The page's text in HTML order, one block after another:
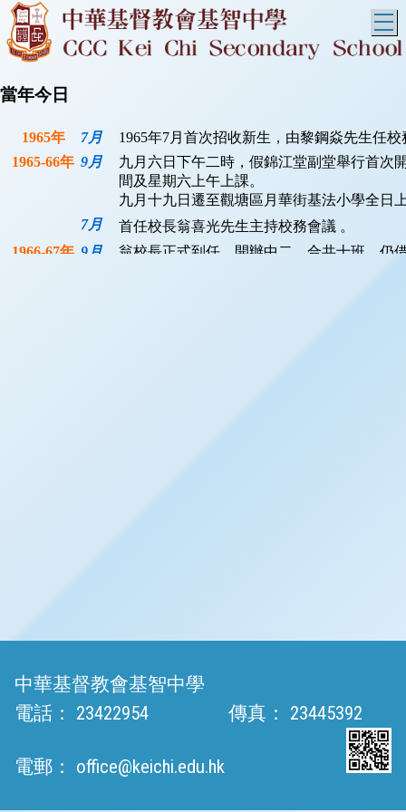
當年今日
中華基督教會基智中學
電話：
23422954 傳真： 23445392
電郵： office@keichi.edu.hk